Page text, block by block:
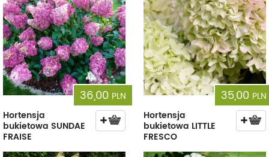
36,00 PLN
Hortensja
bukietowa SUNDAE
FRAISE
35,00 PLN
Hortensja
bukietowa LITTLE
FRESCO